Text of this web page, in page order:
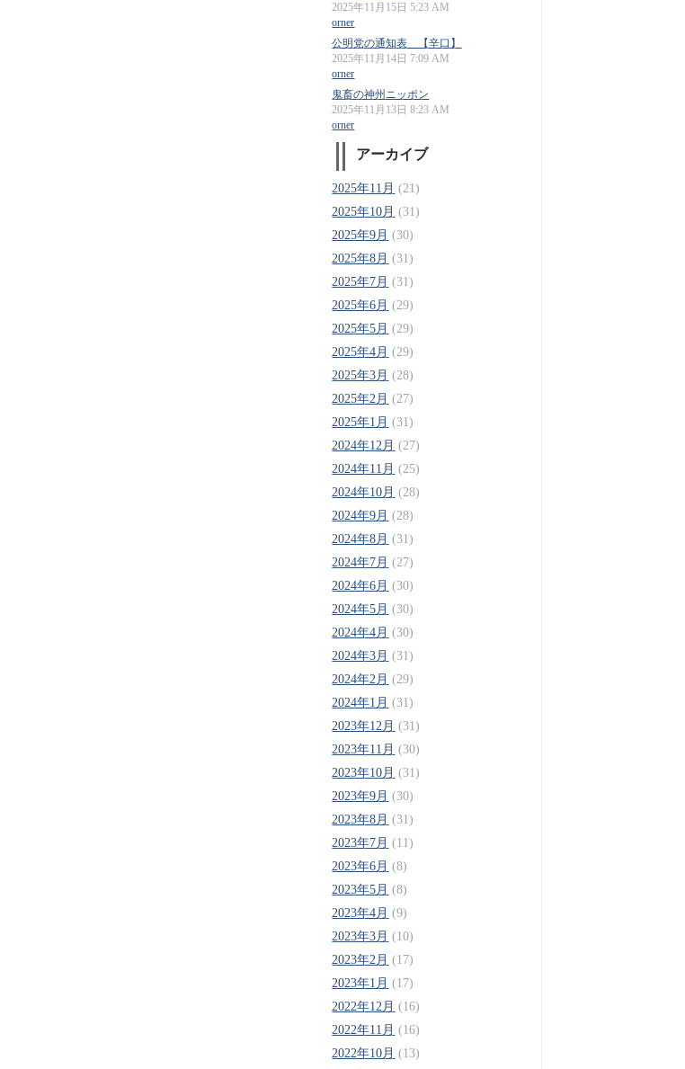
2025年11月15日 5:23 AM
orner
公明党の通知表 【辛口】
2025年11月14日 7:09 AM
orner
鬼畜の神州ニッポン
2025年11月13日 8:23 AM
orner
アーカイブ
2025年11月 (21)
2025年10月 (31)
2025年9月 (30)
2025年8月 (31)
2025年7月 (31)
2025年6月 (29)
2025年5月 (29)
2025年4月 (29)
2025年3月 (28)
2025年2月 (27)
2025年1月 (31)
2024年12月 (27)
2024年11月 (25)
2024年10月 (28)
2024年9月 (28)
2024年8月 (31)
2024年7月 (27)
2024年6月 (30)
2024年5月 (30)
2024年4月 (30)
2024年3月 (31)
2024年2月 (29)
2024年1月 (31)
2023年12月 (31)
2023年11月 (30)
2023年10月 (31)
2023年9月 (30)
2023年8月 (31)
2023年7月 (11)
2023年6月 (8)
2023年5月 (8)
2023年4月 (9)
2023年3月 (10)
2023年2月 (17)
2023年1月 (17)
2022年12月 (16)
2022年11月 (16)
2022年10月 (13)